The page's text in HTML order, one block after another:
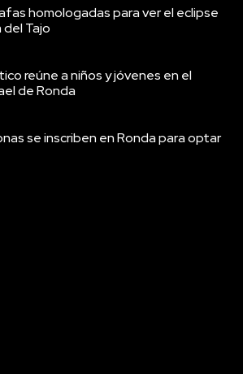
homologadas para ver el eclipse
Tajo
reúne a niños y jóvenes en el
de Ronda
se inscriben en Ronda para optar